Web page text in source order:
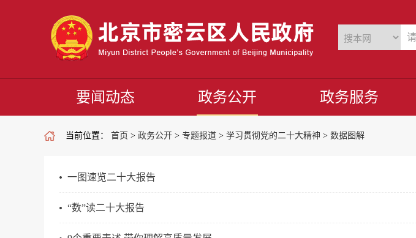
要闻动态 政务公开 政务服务
当前位置： 首页 > 政务公开 > 专题报道 > 学习贯彻党的二十大精神 > 数据图解
一图速览二十大报告
“数”读二十大报告